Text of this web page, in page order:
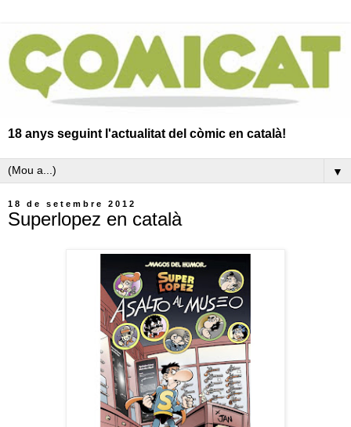
18 anys seguint l'actualitat del còmic en català!
▼
18 de setembre 2012
Superlopez en català